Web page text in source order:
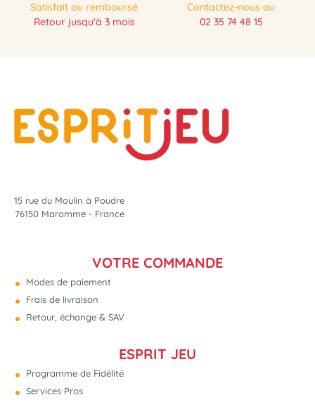
Satisfait ou remboursé
Retour jusqu'à 3 mois
Contactez-nous au
02 35 74 48 15
15 rue du Moulin à Poudre
76150 Maromme - France
VOTRE COMMANDE
Modes de paiement
Frais de livraison
Retour, échange & SAV
ESPRIT JEU
Programme de Fidélité
Services Pros